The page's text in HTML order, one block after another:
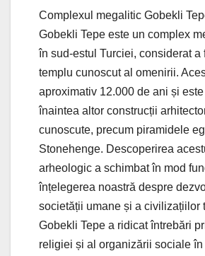
Complexul megalitic Gobekli
Gobekli Tepe este un complex
în sud-estul Turciei, considerat a
templu cunoscut al omenirii.
aproximativ 12.000 de ani și
înaintea altor construcții
cunoscute, precum piramidele
Stonehenge. Descoperirea
arheologic a schimbat în mod
înțelegerea noastră despre
societății umane și a civilizațiilor
Gobekli Tepe a ridicat întrebări
religiei și al organizării sociale în